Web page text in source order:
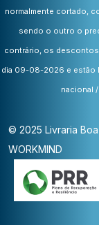
normalmente cortado,
sendo o outro o
contrário, os descontos
dia 09-08-2026 e estão
nacional
© 2025 Livraria
WORKMIND